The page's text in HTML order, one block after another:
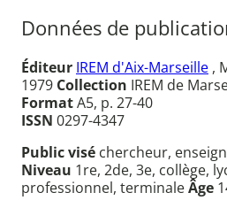
Données de
Éditeur IREM d'Aix-Marseille ,
1979 Collection IREM de
FormatA5, p. 27-40
ISSN 0297-4347
Public visé chercheur,
Niveau 1re, 2de, 3e, collège,
professionnel, terminaleÂge